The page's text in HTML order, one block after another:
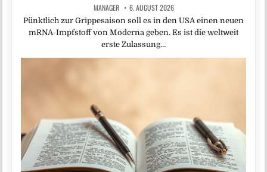
MANAGER 6. AUGUST 2026
Pünktlich zur Grippesaison soll es in den USA einen neuen
mRNA-Impfstoff von Moderna geben. Es ist die weltweit
erste Zulassung…